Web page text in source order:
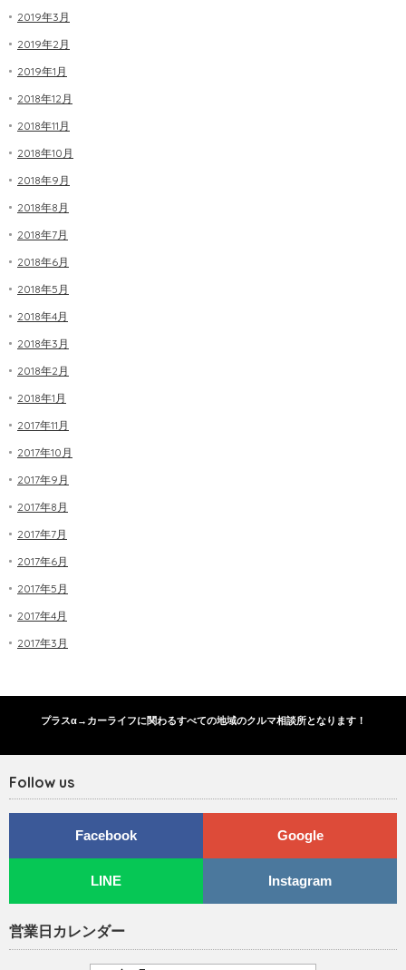
2019年3月
2019年2月
2019年1月
2018年12月
2018年11月
2018年10月
2018年9月
2018年8月
2018年7月
2018年6月
2018年5月
2018年4月
2018年3月
2018年2月
2018年1月
2017年11月
2017年10月
2017年9月
2017年8月
2017年7月
2017年6月
2017年5月
2017年4月
2017年3月
プラスα→カーライフに関わるすべての地域のクルマ相談所となります！
Follow us
Facebook Google
LINE Instagram
営業日カレンダー